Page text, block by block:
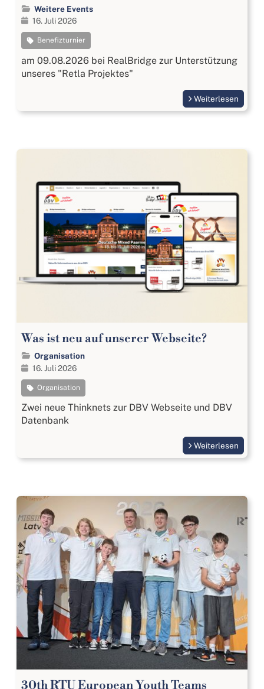
Weitere Events
16. Juli 2026
Benefizturnier
am 09.08.2026 bei RealBridge zur Unterstützung
unseres "Retla Projektes"
Weiterlesen
Was ist neu auf unserer Webseite?
Organisation
16. Juli 2026
Organisation
Zwei neue Thinknets zur DBV Webseite und DBV
Datenbank
Weiterlesen
30th RTU European Youth Teams